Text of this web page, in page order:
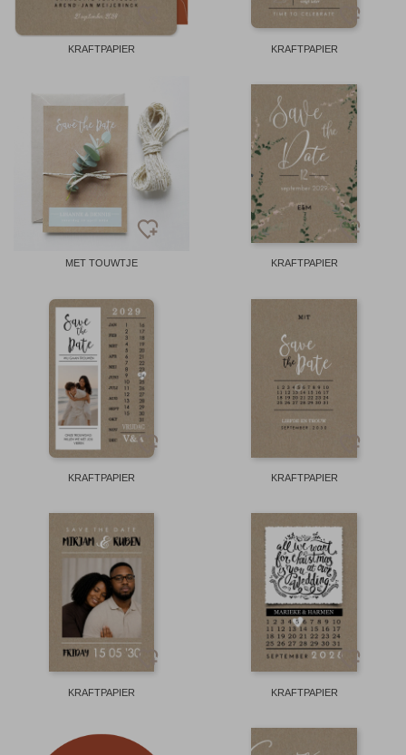
KRAFTPAPIER KRAFTPAPIER
MET TOUWTJE KRAFTPAPIER
KRAFTPAPIER KRAFTPAPIER
KRAFTPAPIER KRAFTPAPIER